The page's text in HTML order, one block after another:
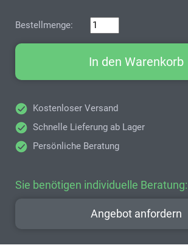
Bestellmenge:
In den Warenkorb
Kostenloser Versand
Schnelle Lieferung ab Lager
Persönliche Beratung
Sie benötigen individuelle Beratung:
Angebot anfordern